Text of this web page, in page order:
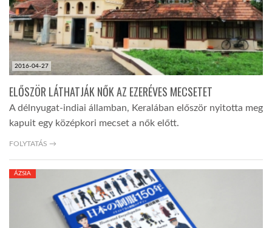
2016-04-27
ELŐSZÖR LÁTHATJÁK NŐK AZ EZERÉVES MECSETET
A délnyugat-indiai államban, Keralában először nyitotta meg
kapuit egy középkori mecset a nők előtt.
FOLYTATÁS →
ÁZSIA